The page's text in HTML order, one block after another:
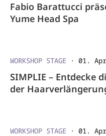
Fabio Barattucci
Yume Head Spa
WORKSHOP STAGE · 01.
SIMPLIE – Entdecke
der
WORKSHOP STAGE · 01.